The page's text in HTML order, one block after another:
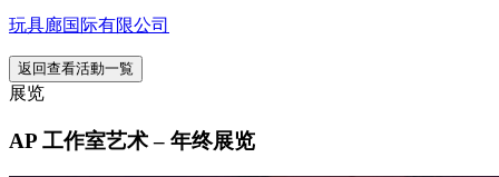
玩具廊国际有限公司
返回查看活動一覧
展览
AP 工作室艺术 – 年终展览